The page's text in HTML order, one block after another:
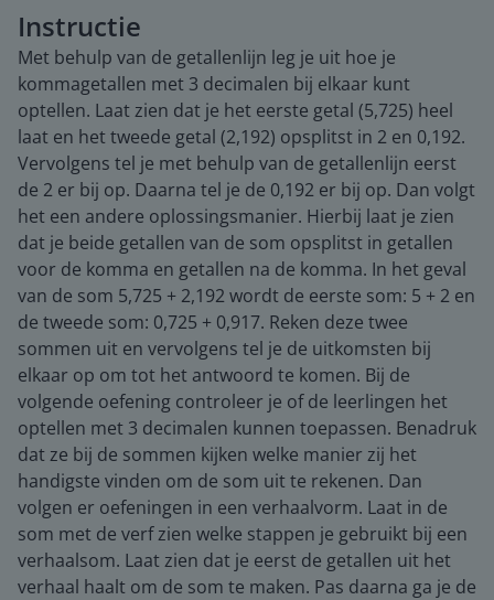
Instructie
Met behulp van de getallenlijn leg je uit hoe je
kommagetallen met 3 decimalen bij elkaar kunt
optellen. Laat zien dat je het eerste getal (5,725) heel
laat en het tweede getal (2,192) opsplitst in 2 en 0,192.
Vervolgens tel je met behulp van de getallenlijn eerst
de 2 er bij op. Daarna tel je de 0,192 er bij op. Dan volgt
het een andere oplossingsmanier. Hierbij laat je zien
dat je beide getallen van de som opsplitst in getallen
voor de komma en getallen na de komma. In het geval
van de som 5,725 + 2,192 wordt de eerste som: 5 + 2 en
de tweede som: 0,725 + 0,917. Reken deze twee
sommen uit en vervolgens tel je de uitkomsten bij
elkaar op om tot het antwoord te komen. Bij de
volgende oefening controleer je of de leerlingen het
optellen met 3 decimalen kunnen toepassen. Benadruk
dat ze bij de sommen kijken welke manier zij het
handigste vinden om de som uit te rekenen. Dan
volgen er oefeningen in een verhaalvorm. Laat in de
som met de verf zien welke stappen je gebruikt bij een
verhaalsom. Laat zien dat je eerst de getallen uit het
verhaal haalt om de som te maken. Pas daarna ga je de